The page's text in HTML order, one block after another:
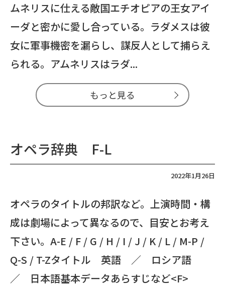
ムネリスに仕える敵国エチオピアの王女アイ
ーダと密かに愛し合っている。ラダメスは彼
女に軍事機密を漏らし、謀反人として捕らえ
られる。アムネリスはラダ...
もっと見る
オペラ辞典 F-L
2022年1月26日
オペラのタイトルの邦訳など。上演時間・構
成は劇場によって異なるので、目安とお考え
下さい。A-E / F / G / H / I / J / K / L / M-P /
Q-S / T-Zタイトル 英語 ／ ロシア語
／ 日本語基本データあらすじなど<F>